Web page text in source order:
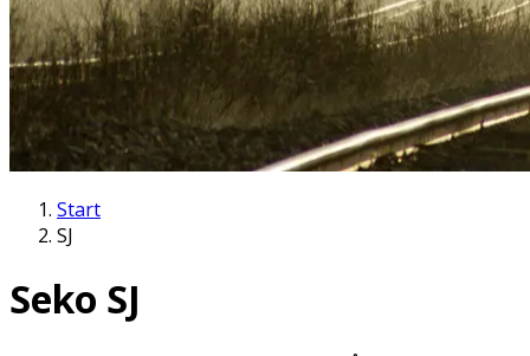
Start
SJ
Seko SJ